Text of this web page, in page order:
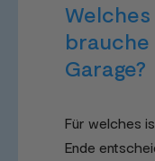
Garage?
Für welches
Ende